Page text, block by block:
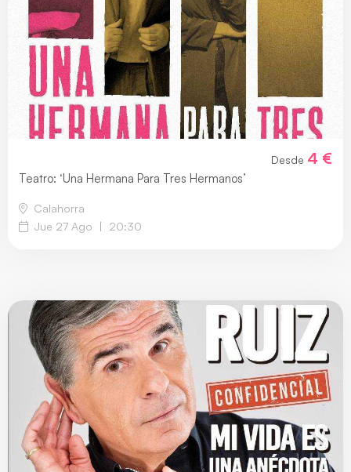
Desde 4 €
Teatro: ‘Una Hermana Para Tres Hermanos’
Calahorra
Jue 27 Ago
| 20:30